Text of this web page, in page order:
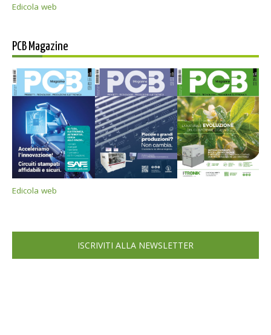
Edicola web
PCB Magazine
Edicola web
ISCRIVITI ALLA NEWSLETTER